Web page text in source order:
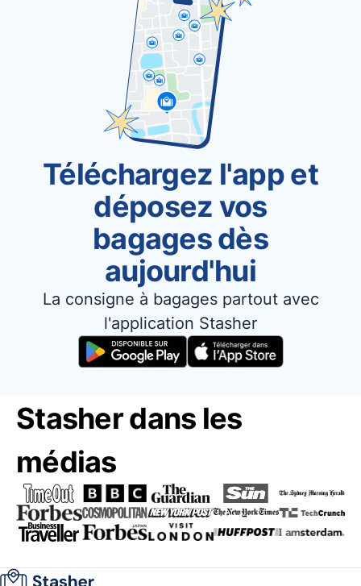
Téléchargez l'app et
déposez vos
bagages dès
aujourd'hui
La consigne à bagages partout avec
l'application Stasher
Stasher dans les
médias